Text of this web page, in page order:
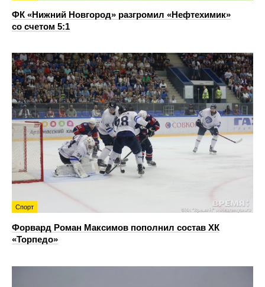
ФК «Нижний Новгород» разгромил «Нефтехимик»
со счетом 5:1
Спорт
Форвард Роман Максимов пополнил состав ХК
«Торпедо»